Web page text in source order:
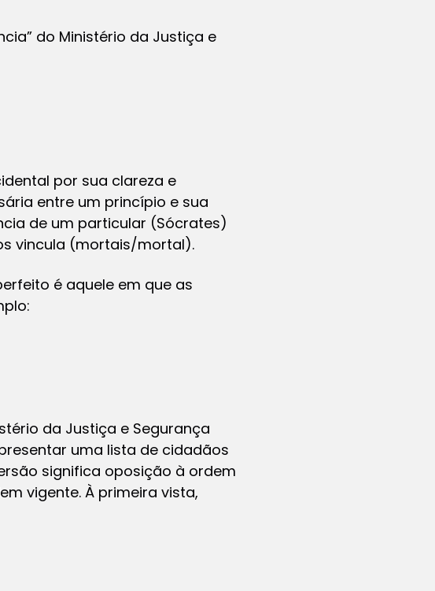
do Ministério da Justiça e
por sua clareza e
entre um princípio e sua
de um particular (Sócrates)
vincula (mortais/mortal).
é aquele em que as
da Justiça e Segurança
uma lista de cidadãos
significa oposição à ordem
vigente. À primeira vista,